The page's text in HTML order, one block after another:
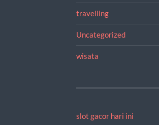
travelling
Uncategorized
wisata
slot gacor hari ini